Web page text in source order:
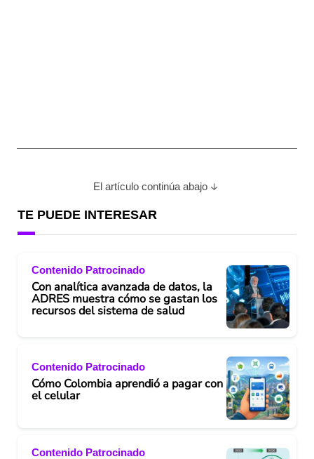
El artículo continúa abajo
TE PUEDE INTERESAR
Contenido Patrocinado
Con analítica avanzada de datos, la
ADRES muestra cómo se gastan los
recursos del sistema de salud
Contenido Patrocinado
Cómo Colombia aprendió a pagar con
el celular
Contenido Patrocinado